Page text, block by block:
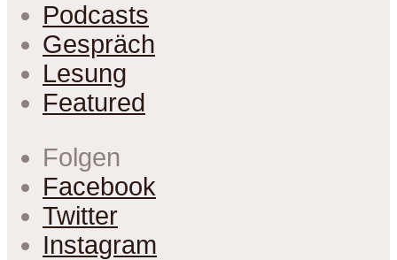
Podcasts
Gespräch
Lesung
Featured
Folgen
Facebook
Twitter
Instagram